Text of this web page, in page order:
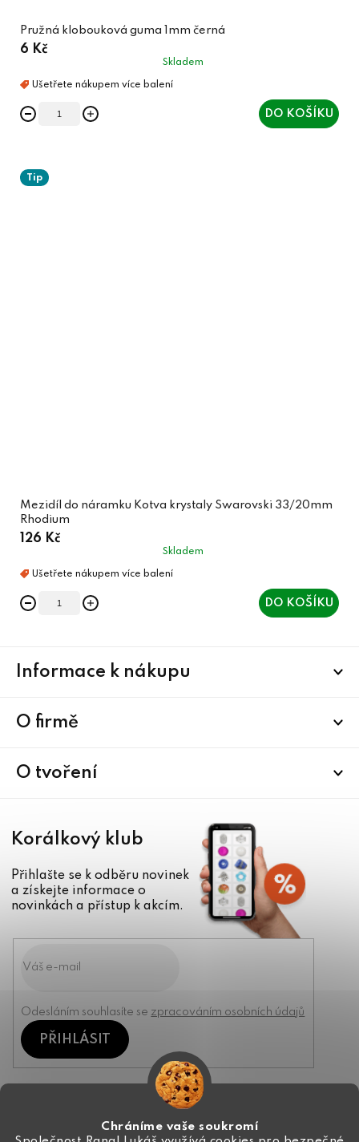
Chráníme vaše soukromí
Pružná klobouková guma 1mm černá
6 Kč
Skladem
DO KOŠÍKU
Tip
Mezidíl do náramku Kotva krystaly Swarovski 33/20mm
Rhodium
126 Kč
Skladem
DO KOŠÍKU
Informace k nákupu
O firmě
O tvoření
Korálkový klub
Přihlašte se k odběru novinek
a získejte informace o
novinkách a přístup k akcím.
Odesláním souhlasíte se zpracováním osobních údajů
PŘIHLÁSIT